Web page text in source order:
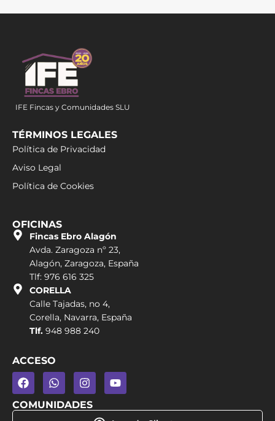
IFE Fincas y Comunidades SLU
TÉRMINOS LEGALES
Política de Privacidad
Aviso Legal
Política de Cookies
OFICINAS
Fincas Ebro Alagón
Avda. Zaragoza nº 23,
Alagón, Zaragoza, España
Tlf: 976 616 325
CORELLA
Calle Tajadas, no 4,
Corella, Navarra, España
Tlf. 948 988 240
ACCESO
COMUNIDADES